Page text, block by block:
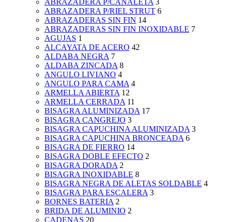
ABRAZADERA P/CANALETA 3
ABRAZADERA P/RIEL STRUT 6
ABRAZADERAS SIN FIN 14
ABRAZADERAS SIN FIN INOXIDABLE 7
AGUJAS 1
ALCAYATA DE ACERO 42
ALDABA NEGRA 7
ALDABA ZINCADA 8
ANGULO LIVIANO 4
ANGULO PARA CAMA 4
ARMELLA ABIERTA 12
ARMELLA CERRADA 11
BISAGRA ALUMINIZADA 17
BISAGRA CANGREJO 3
BISAGRA CAPUCHINA ALUMINIZADA 3
BISAGRA CAPUCHINA BRONCEADA 6
BISAGRA DE FIERRO 14
BISAGRA DOBLE EFECTO 2
BISAGRA DORADA 2
BISAGRA INOXIDABLE 8
BISAGRA NEGRA DE ALETAS SOLDABLE 4
BISAGRA PARA ESCALERA 3
BORNES BATERIA 2
BRIDA DE ALUMINIO 2
CADENAS 20